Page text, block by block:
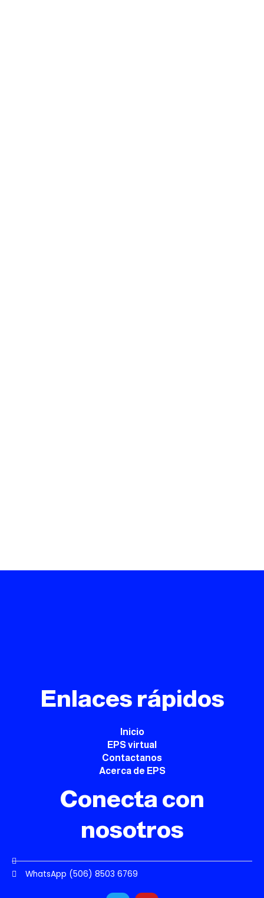
Enlaces rápidos
Inicio
EPS virtual
Contactanos
Acerca de EPS
Conecta con
nosotros
WhatsApp (506) 8503 6769